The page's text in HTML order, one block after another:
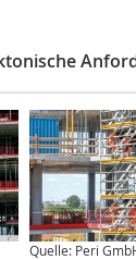
Quelle: Peri